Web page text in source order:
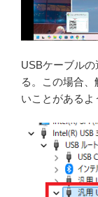
USBケーブル
る。この場合
いことがあるよ